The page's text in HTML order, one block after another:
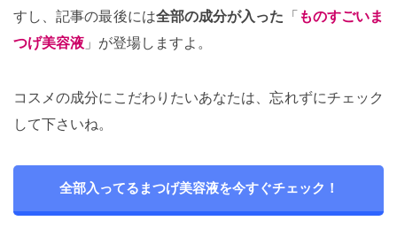
すし、記事の最後には全部の成分が入った 「 ものすごいま
つげ美容液 」が登場しますよ。
コスメの成分にこだわりたいあなたは、忘れずにチェック
して下さいね。
全部入ってるまつげ美容液を今すぐチェック！